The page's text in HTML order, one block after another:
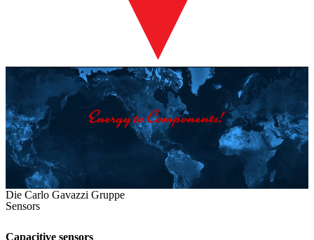
Die Carlo Gavazzi Gruppe
Sensors
Capacitive sensors